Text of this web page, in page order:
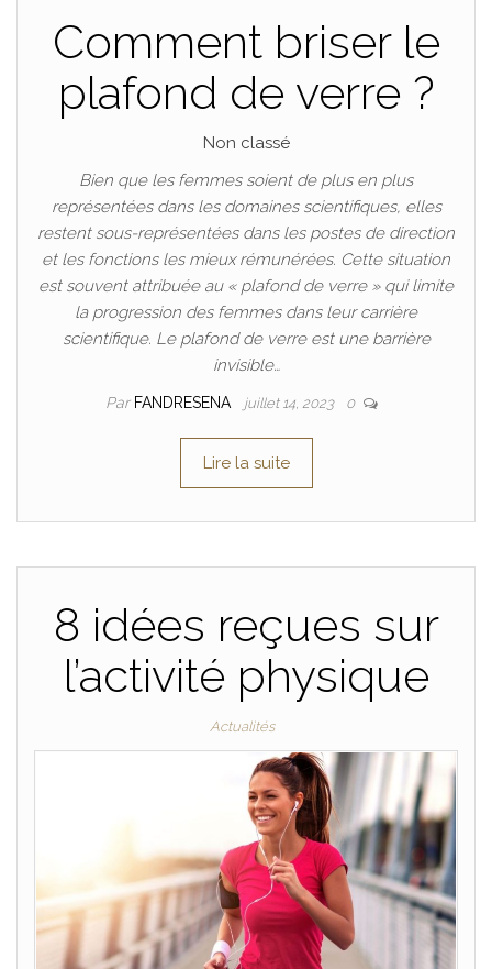
Comment briser le
plafond de verre ?
Non classé
Bien que les femmes soient de plus en plus
représentées dans les domaines scientifiques, elles
restent sous-représentées dans les postes de direction
et les fonctions les mieux rémunérées. Cette situation
est souvent attribuée au « plafond de verre » qui limite
la progression des femmes dans leur carrière
scientifique. Le plafond de verre est une barrière
invisible…
Par FANDRESENA juillet 14, 2023 0
Lire la suite
8 idées reçues sur
l’activité physique
Actualités